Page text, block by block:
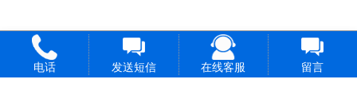
电话 发送短信 在线客服 留言